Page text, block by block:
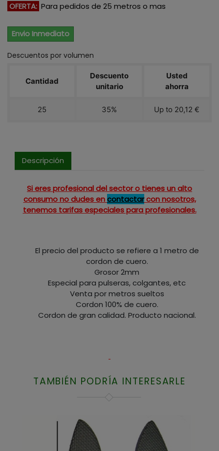
OFERTA: Para pedidos de 25 metros o mas
Envio Inmediato
Descuentos por volumen
Cantidad
Descuento
unitario
Usted
ahorra
25 35% Up to 20,12 €
Descripción
Si eres profesional del sector o tienes un alto
consumo no dudes encontactarcon nosotros,
tenemos tarifas especiales para profesionales.
El precio del producto se refiere a 1 metro de
cordon de cuero.
Grosor 2mm
Especial para pulseras, colgantes, etc
Venta por metros sueltos
Cordon 100% de cuero.
Cordon de gran calidad. Producto nacional.
TAMBIÉN PODRÍA INTERESARLE